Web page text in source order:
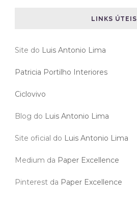
LINKS ÚTEIS
Site do Luis Antonio Lima
Patricia Portilho Interiores
Ciclovivo
Blog do Luis Antonio Lima
Site oficial do Luis Antonio Lima
Medium da Paper Excellence
Pinterest da Paper Excellence